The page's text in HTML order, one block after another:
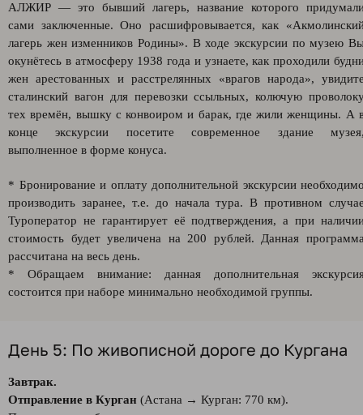
АЛЖИР — это бывший лагерь, название которого
сами заключенные. Оно расшифровывается, как
лагерь жен изменников Родины». В ходе экскурсии по музею
окунётесь в атмосферу 1938 года и узнаете, как проходили
жен арестованных и расстрелянных «врагов народа»,
сталинский вагон для перевозки ссыльных, колючую
тех времён, вышку с конвоиром и барак, где жили женщины. А
конце экскурсии посетите современное здание
выполненное в форме конуса.
* Бронирование и оплату дополнительной экскурсии
производить заранее, т.е. до начала тура. В противном
Туроператор не гарантирует её подтверждения, а при
стоимость будет увеличена на 200 рублей. Данная
рассчитана на весь день.
* Обращаем внимание: данная дополнительная
состоится при наборе минимально необходимой группы.
День 5: По живописной дороге до Кургана
Завтрак.
Отправление в Курган (Астана → Курган: 770 км).